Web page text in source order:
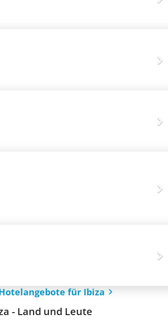
für Ibiza
- Land und Leute